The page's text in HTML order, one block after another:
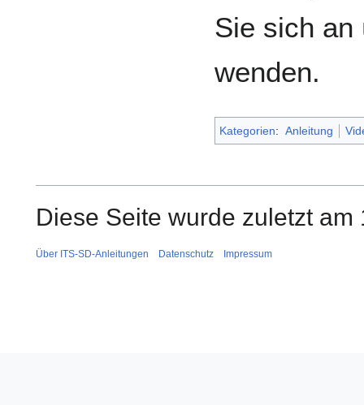
Sie sich an
wenden.
Kategorien: Anleitung
Diese Seite wurde zuletzt
Über ITS-SD-Anleitungen Datenschutz Impressum